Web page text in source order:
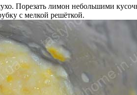
Порезать лимон небольшими
с мелкой решёткой.